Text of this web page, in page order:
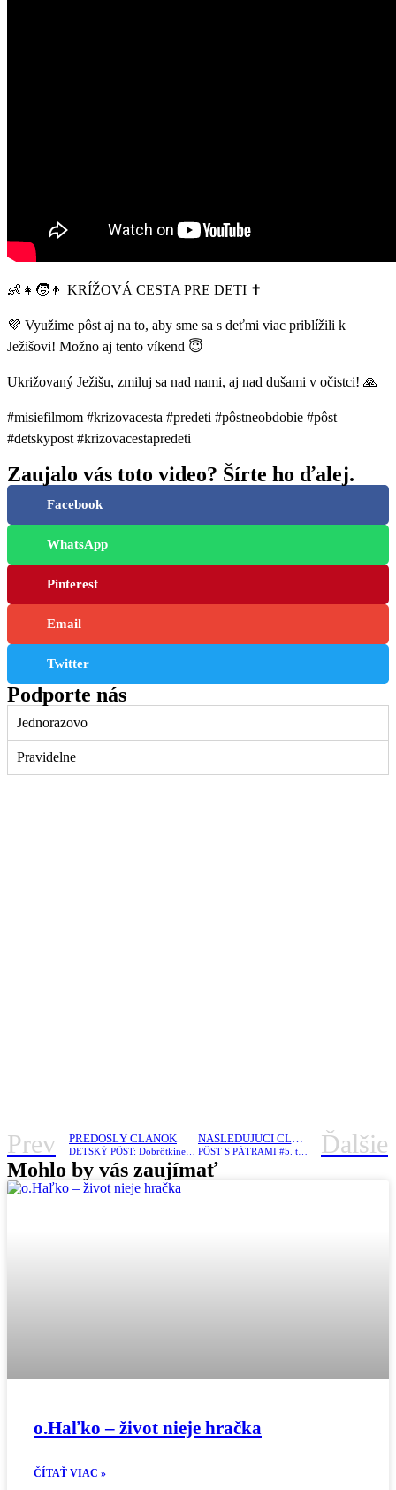
👶👧🧒👦 KRÍŽOVÁ CESTA PRE DETI ✝
💜 Využime pôst aj na to, aby sme sa s deťmi viac priblížili k
Ježišovi! Možno aj tento víkend 😇
Ukrižovaný Ježišu, zmiluj sa nad nami, aj nad dušami v očistci! 🙏
#misiefilmom #krizovacesta #predeti #pôstneobdobie #pôst
#detskypost #krizovacestapredeti
Zaujalo vás toto video? Šírte ho ďalej.
Facebook
WhatsApp
Pinterest
Email
Twitter
Podporte nás
Jednorazovo
Pravidelne
Prev PREDOŠLÝ ČLÁNOK NASLEDUJÚCI ČLÁNOK
PÔST S PÁTRAMI #5. týždeň /P. Mihok/ Ďalšie
Mohlo by vás zaujímať
o.Haľko – život nieje hračka
ČÍTAŤ VIAC »